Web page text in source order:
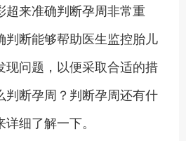
超来准确判断孕周非常重
判断能够帮助医生监控胎儿
现问题，以便采取合适的措
判断孕周？判断孕周还有什
细了解一下。